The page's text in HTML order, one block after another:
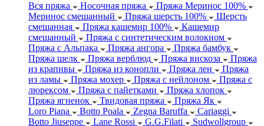
Вся пряжа Носочная пряжа
Пряжа Меринос 100%
Меринос смешанный
Пряжа шерсть 100%
Шерсть
смешанная
Пряжа кашемир 100%
Кашемир
смешанный
Пряжа с синтетическим волокном
Пряжа с Альпака
Пряжа ангора
Пряжа бамбук
Пряжа шелк
Пряжа верблюд Пряжа вискоза
Пряжа
из крапивы
Пряжа из конопли Пряжа лен
Пряжа
из ламы
Пряжа мохер Пряжа с нейлоном
Пряжа с
люрексом
Пряжа с пайетками
Пряжа хлопок
Пряжа ягненок
Твидовая пряжа
Пряжа Як
Loro Piana
Botto Poala Zegna Baruffa
Cariaggi
Botto Jiuseppe
Lane Rossi G.G.Filati
Sudwollgroup